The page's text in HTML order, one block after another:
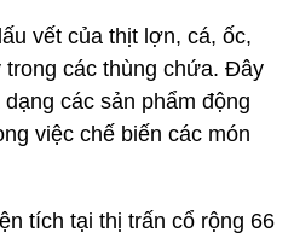
vết của thịt lợn, cá, ốc,
các thùng chứa. Đây
các sản phẩm động
việc chế biến các món
tích tại thị trấn cổ rộng 66